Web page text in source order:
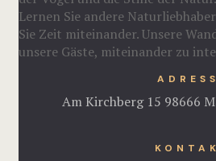
Lernen Sie andere
Sie Zeit miteinander. Unsere
unsere Gäste, miteinander zu
Am Kirchberg 15 98666